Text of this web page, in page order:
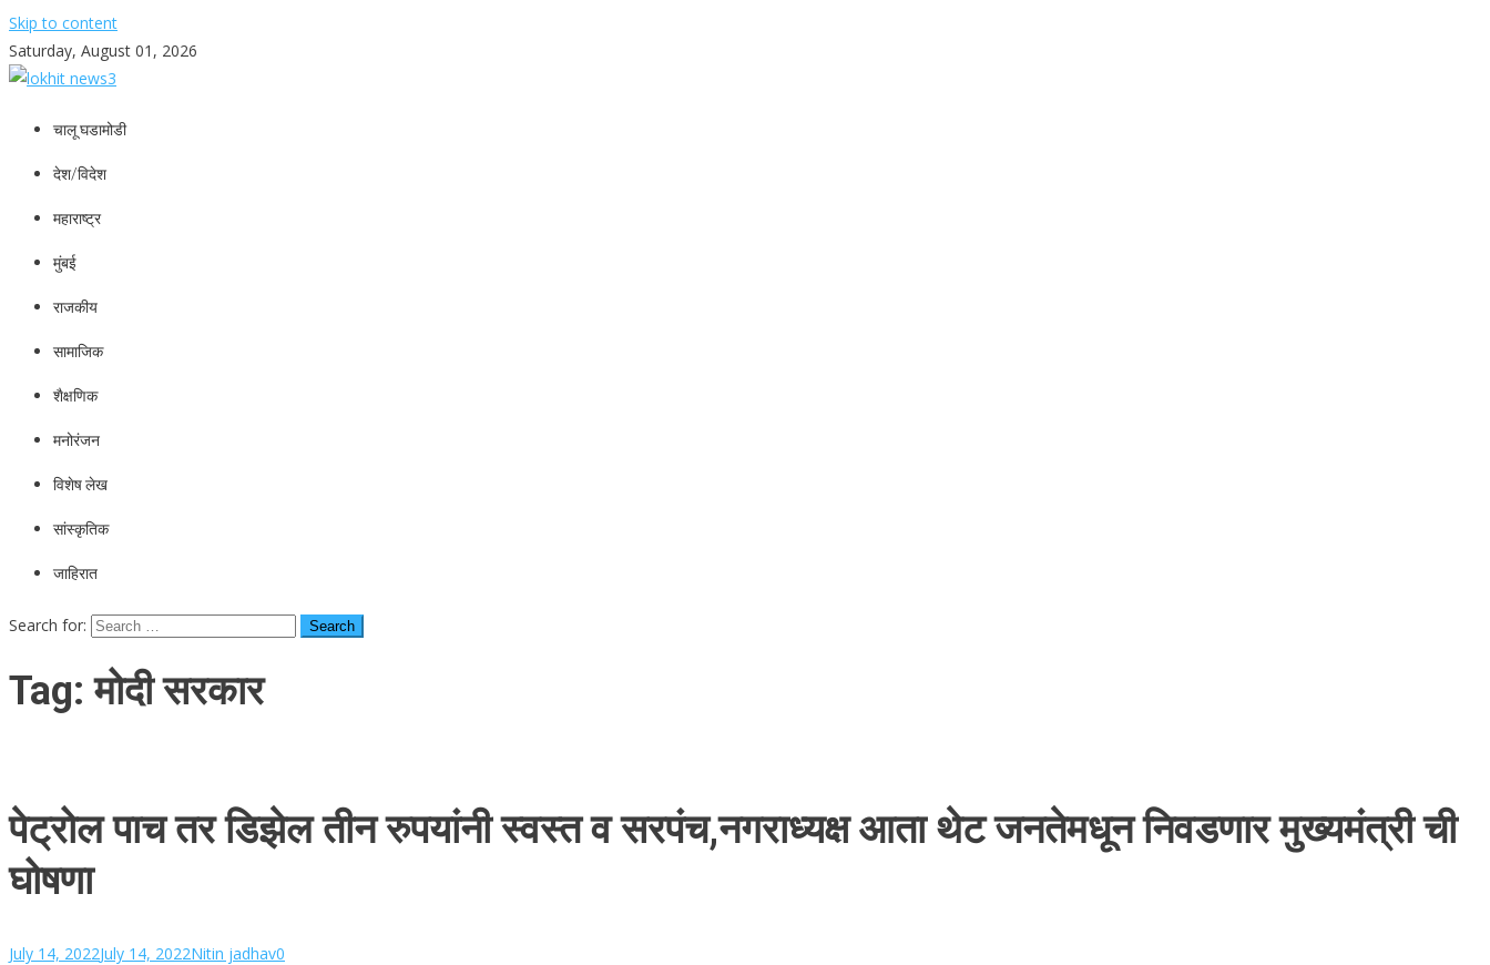
Skip to content
Saturday, August 01, 2026
lokhit news3
lokhit news 3
चालू घडामोडी
देश/विदेश
महाराष्ट्र
मुंबई
राजकीय
सामाजिक
शैक्षणिक
मनोरंजन
विशेष लेख
सांस्कृतिक
जाहिरात
Search for:
Tag:मोदी सरकार
पेट्रोल पाच तर डिझेल तीन रुपयांनी स्वस्त व सरपंच,नगराध्यक्ष आता थेट जनतेमधून निवडणार मुख्यमंत्री ची
घोषणा
July 14, 2022July 14, 2022Nitin jadhav0